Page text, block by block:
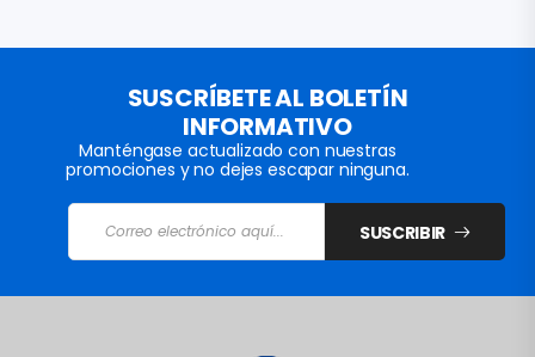
SUSCRÍBETE AL BOLETÍN
INFORMATIVO
Manténgase actualizado con nuestras
promociones y no dejes escapar ninguna.
SUSCRIBIR